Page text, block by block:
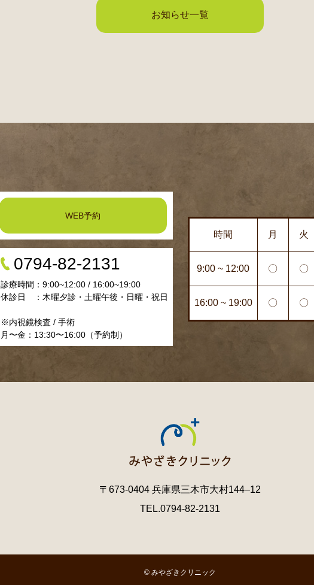
お知らせ一覧
WEB予約
0794-82-2131
診療時間：9:00~12:00 / 16:00~19:00
休診日 ：木曜夕診・土曜午後・日曜・祝日
※内視鏡検査 / 手術
月〜金：13:30〜16:00（予約制）
時間 月 火
9:00 ~ 12:00 〇 〇
16:00 ~ 19:00 〇 〇
〒673-0404 兵庫県三木市大村144–12
TEL.0794-82-2131
© みやざきクリニック